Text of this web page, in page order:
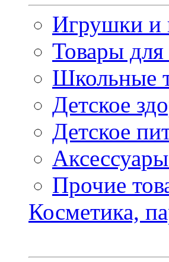
Игрушки и
Товары
Школьные
Детское
Детское
Прочие
Косметика,